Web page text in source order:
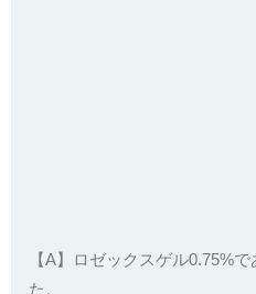
【A】ロゼックスゲル0.75%
た。